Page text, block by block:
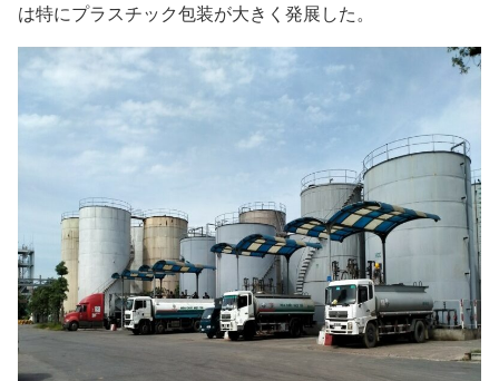
は特にプラスチック包装が大きく発展した。